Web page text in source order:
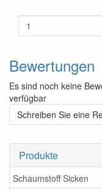
Produkte
Schaumstoff Sicken
Bewertungen
Es sind noch keine
verfügbar
Schreiben Sie eine